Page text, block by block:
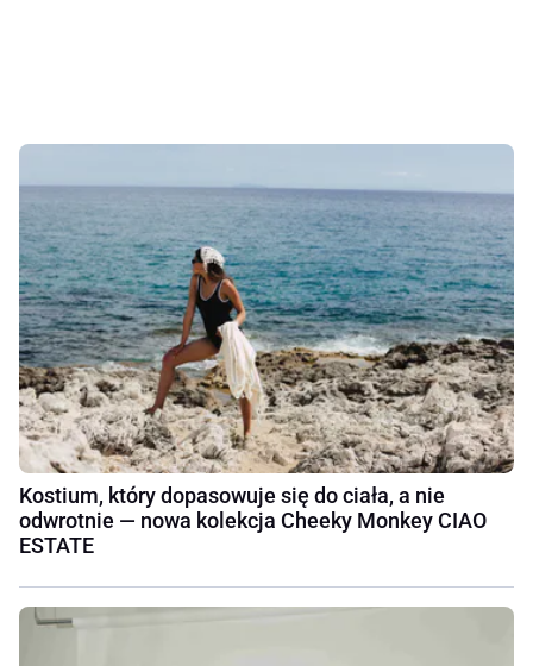
Kostium, który dopasowuje się do ciała, a nie
odwrotnie — nowa kolekcja Cheeky Monkey CIAO
ESTATE